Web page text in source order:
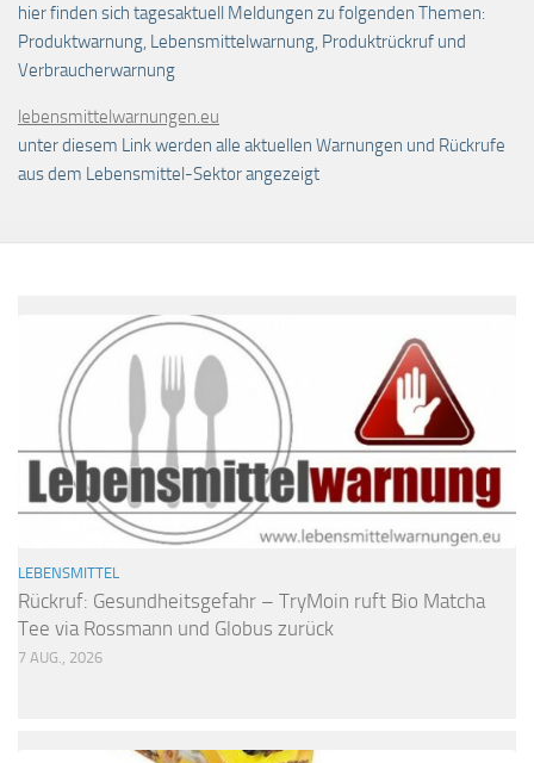
hier finden sich tagesaktuell Meldungen zu folgenden Themen:
Produktwarnung, Lebensmittelwarnung, Produktrückruf und
Verbraucherwarnung
lebensmittelwarnungen.eu
unter diesem Link werden alle aktuellen Warnungen und Rückrufe
aus dem Lebensmittel-Sektor angezeigt
LEBENSMITTEL
Rückruf: Gesundheitsgefahr – TryMoin ruft Bio Matcha
Tee via Rossmann und Globus zurück
7 AUG., 2026